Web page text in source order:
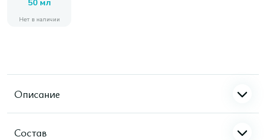
50 мл
Нет в наличии
Описание
Состав